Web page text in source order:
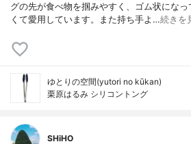
グの先が食べ物を掴みやすく、ゴム状になっ
くて愛用しています。また持ち手よ…続きを
ゆとりの空間(yutori no kūkan)
栗原はるみ シリコントング
SHiHO